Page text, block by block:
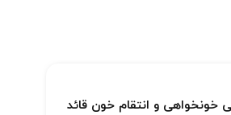
و انتقام خون قائد